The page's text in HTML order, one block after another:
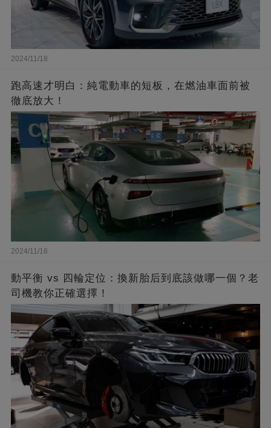
2024/11/18
跑高速才明白：純電動車的短板，在燃油車面前被
徹底放大！
2024/11/18
動平衡 vs 四輪定位：換新胎后到底該做哪一個？老
司機教你正確選擇！